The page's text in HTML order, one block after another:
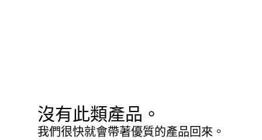
沒有此類產品。
我們很快就會帶著優質的產品回來。